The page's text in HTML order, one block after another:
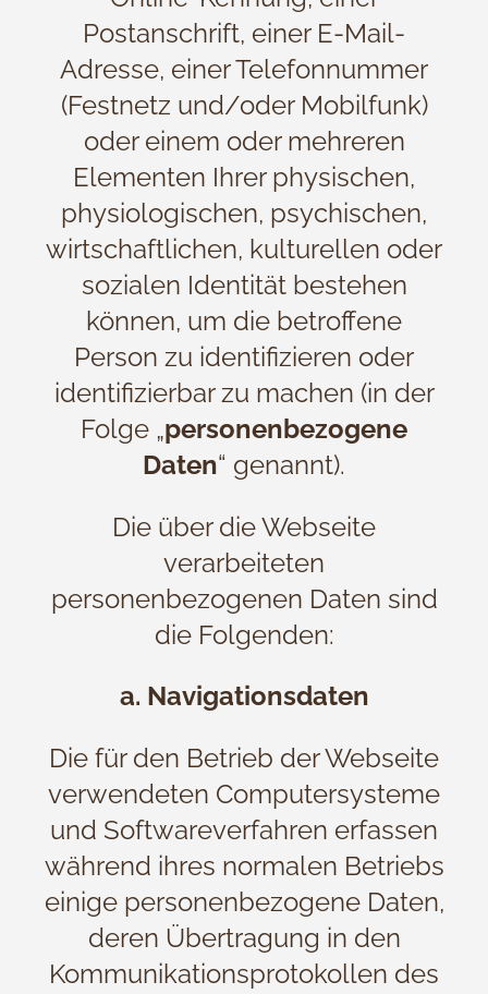
Postanschrift, einer E-Mail-
Adresse, einer Telefonnummer
(Festnetz und/oder Mobilfunk)
oder einem oder mehreren
Elementen Ihrer physischen,
physiologischen, psychischen,
wirtschaftlichen, kulturellen oder
sozialen Identität bestehen
können, um die betroffene
Person zu identifizieren oder
identifizierbar zu machen (in der
Folge „personenbezogene
Daten“ genannt).
Die über die Webseite
verarbeiteten
personenbezogenen Daten sind
die Folgenden:
a. Navigationsdaten
Die für den Betrieb der Webseite
verwendeten Computersysteme
und Softwareverfahren erfassen
während ihres normalen Betriebs
einige personenbezogene Daten,
deren Übertragung in den
Kommunikationsprotokollen des